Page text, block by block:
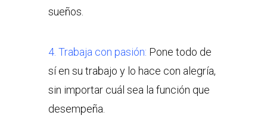
sueños.
4. Trabaja con pasión: Pone todo de
sí en su trabajo y lo hace con alegría,
sin importar cuál sea la función que
desempeña.